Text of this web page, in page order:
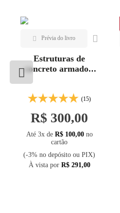
Estruturas de
concreto armado -
(15)
R$ 300,00
Até 3x de R$ 100,00no
cartão
(-3% no depósito ou PIX)
À vista por R$ 291,00